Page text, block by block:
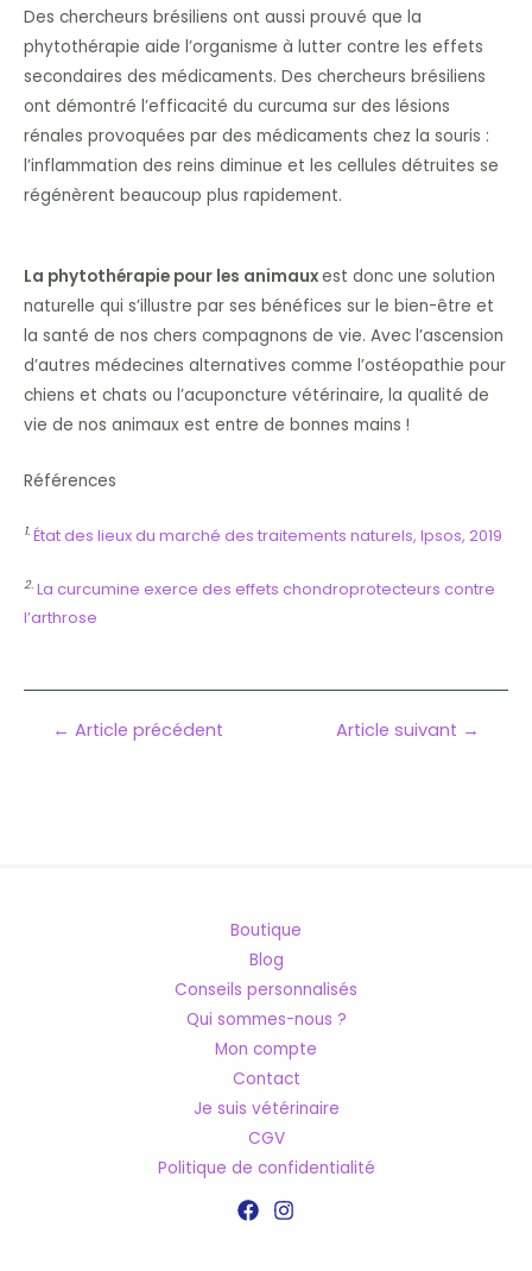
Des chercheurs brésiliens ont aussi prouvé que la
phytothérapie aide l’organisme à lutter contre les effets
secondaires des médicaments. Des chercheurs brésiliens
ont démontré l’efficacité du curcuma sur des lésions
rénales provoquées par des médicaments chez la souris :
l’inflammation des reins diminue et les cellules détruites se
régénèrent beaucoup plus rapidement.
La phytothérapie pour les animauxest donc une solution
naturelle qui s’illustre par ses bénéfices sur le bien-être et
la santé de nos chers compagnons de vie. Avec l’ascension
d’autres médecines alternatives comme l’ostéopathie pour
chiens et chats ou l’acuponcture vétérinaire, la qualité de
vie de nos animaux est entre de bonnes mains !
Références
1. État des lieux du marché des traitements naturels, Ipsos, 2019
2. La curcumine exerce des effets chondroprotecteurs contre
l’arthrose
Navigation
← Article précédent Article suivant →
Boutique
Blog
Conseils personnalisés
Qui sommes-nous ?
Mon compte
Contact
Je suis vétérinaire
CGV
Politique de confidentialité